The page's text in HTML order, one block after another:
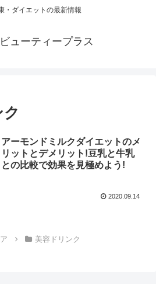
・ダイエットの最新情報
ューティープラス
アーモンドミルクダイエットのメ
リットとデメリット!豆乳と牛乳
との比較で効果を見極めよう!
2020.09.14
美容ドリンク